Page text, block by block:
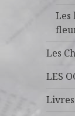
Les
Les
LES